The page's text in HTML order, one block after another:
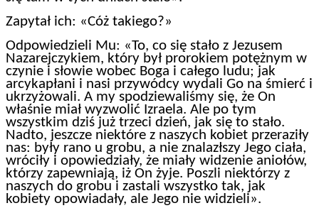
Zapytał ich: «Cóż takiego?»
Odpowiedzieli Mu: «To, co się stało z Jezusem
Nazarejczykiem, który był prorokiem potężnym w
czynie i słowie wobec Boga i całego ludu; jak
arcykapłani i nasi przywódcy wydali Go na śmierć i
ukrzyżowali. A my spodziewaliśmy się, że On
właśnie miał wyzwolić Izraela. Ale po tym
wszystkim dziś już trzeci dzień, jak się to stało.
Nadto, jeszcze niektóre z naszych kobiet przeraziły
nas: były rano u grobu, a nie znalazłszy Jego ciała,
wróciły i opowiedziały, że miały widzenie aniołów,
którzy zapewniają, iż On żyje. Poszli niektórzy z
naszych do grobu i zastali wszystko tak, jak
kobiety opowiadały, ale Jego nie widzieli».